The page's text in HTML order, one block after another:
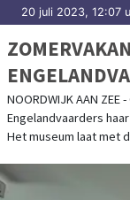
20 juli 2023, 12:07
TEKEN VAN
DOEN?’
NOORDWIJK AAN
Engelandvaarders
Het museum laat met